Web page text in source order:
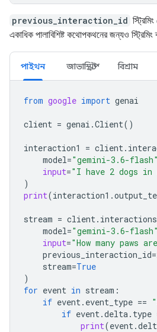
previous_interaction_id
একাধিক পালাবিশিষ্ট কথোপকথনের জন্যও স্ট্রিমিং
পাইথন জাভাস্ক্রিপ্ট বিশ্রাম
from google import genai
client = genai .Client()
interaction1 = client.
model="gemini-3.6-flash"
input="I have 2 dogs in
)
print(interaction1 .
stream = client. interactions
model="gemini-3.6-flash"
input="How many paws
previous_interaction_id=
stream=True
)
for event in stream :
if event. event_type ==
if event.delta. type
print(event.